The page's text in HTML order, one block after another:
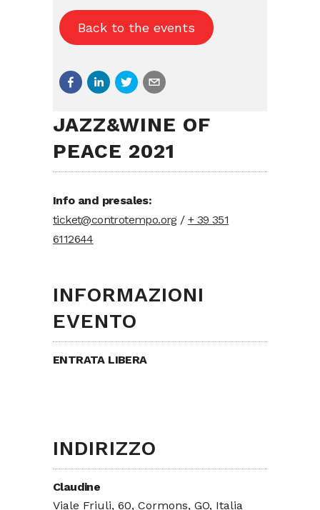
Back to the events
JAZZ&WINE OF
PEACE 2021
Info and presales:
ticket@controtempo.org/+ 39 351
6112644
INFORMAZIONI
EVENTO
ENTRATA LIBERA
INDIRIZZO
Claudine
Viale Friuli, 60, Cormons, GO, Italia